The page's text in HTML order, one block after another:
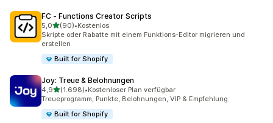
FC ‑ Functions Creator Scripts
5,0von 5 Sternen
(90)
90 Rezensionen insgesamt
•Kostenlos
Skripte oder Rabatte mit einem Funktions-Editor migrieren und
erstellen
Built for Shopify
Joy: Treue & Belohnungen
4,9von 5 Sternen
(1.698)
1698 Rezensionen insgesamt
•Kostenloser Plan verfügbar
Treueprogramm, Punkte, Belohnungen, VIP & Empfehlung
Built for Shopify